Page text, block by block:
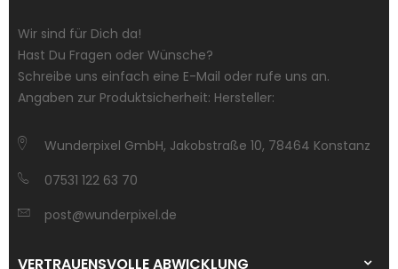
Wir sind für Dich da!
Hast Du Fragen oder Wünsche?
Schreibe uns einfach eine E-Mail oder rufe uns an.
Angaben zur Produktsicherheit: Hersteller:
Wunderpixel GmbH, Jakobstraße 10, 78464 Konstanz
07531 122 63 70
post@wunderpixel.de
VERTRAUENSVOLLE ABWICKLUNG